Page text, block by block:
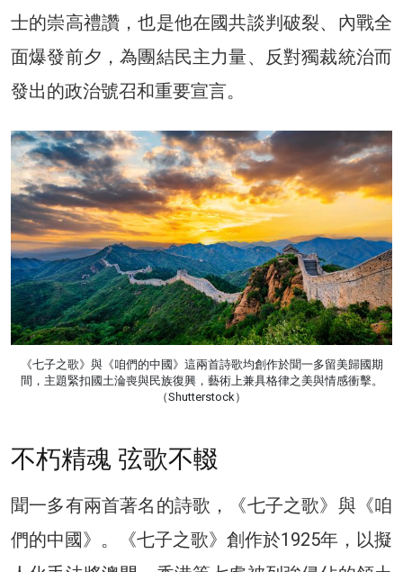
士的崇高禮讚，也是他在國共談判破裂、內戰全
面爆發前夕，為團結民主力量、反對獨裁統治而
發出的政治號召和重要宣言。
《七子之歌》與《咱們的中國》這兩首詩歌均創作於聞一多留美歸國期
間，主題緊扣國土淪喪與民族復興，藝術上兼具格律之美與情感衝擊。
（Shutterstock）
不朽精魂 弦歌不輟
聞一多有兩首著名的詩歌，《七子之歌》與《咱
們的中國》。《七子之歌》創作於1925年，以擬